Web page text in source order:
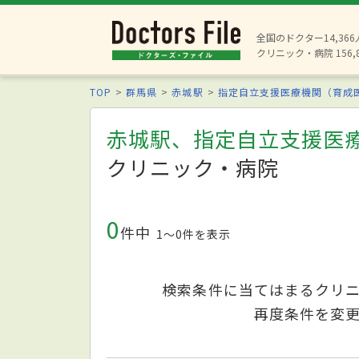
全国のドクター14,366
クリニック・病院
TOP 群馬県 赤城駅 指定自立支援医療機関（育成
赤城駅、指定自立支援医
クリニック・病院
0件中 1〜0件を表示
検索条件に当てはまるクリ
再度条件を変